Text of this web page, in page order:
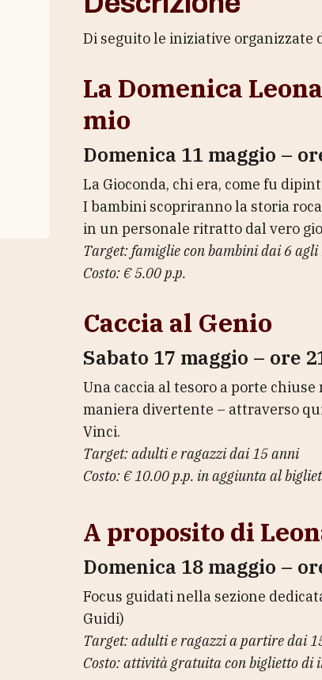
Di seguito le iniziative organizzate
La Domenica
mio
Domenica 11 maggio –
La Gioconda, chi era, come fu
I bambini scopriranno la storia
in un personale ritratto dal vero
Target: famiglie con bambini dai 6
Costo: € 5.00 p.p.
Caccia al Genio
Sabato 17 maggio – ore
Una caccia al tesoro a porte
maniera divertente – attraverso
Vinci.
Target: adulti e ragazzi dai 15 anni
Costo: € 10.00 p.p. in aggiunta al
A proposito di
Domenica 18 maggio –
Focus guidati nella sezione
Guidi)
Target: adulti e ragazzi a partire dai
Costo: attività gratuita con biglietto di